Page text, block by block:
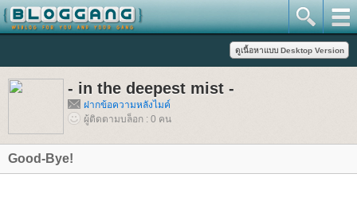
- in the deepest mist -
ฝากข้อความหลังไมค์
ผู้ติดตามบล็อก : 0 คน
Good-Bye!